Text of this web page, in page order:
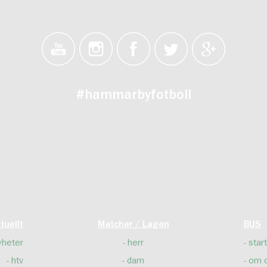
#hammarbyfotboll
htv
Matcher / Lagen
herr
dam
BUS
start
om